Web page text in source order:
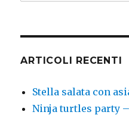
ARTICOLI RECENTI
Stella salata con
Ninja turtles party